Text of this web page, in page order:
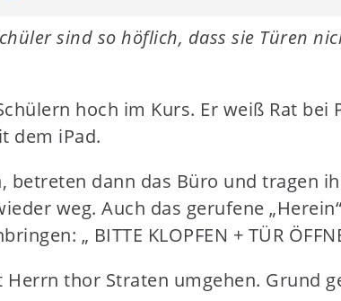
sind so höflich, dass sie Türen
hoch im Kurs. Er weiß Rat bei
dem iPad.
dann das Büro und tragen
weg. Auch das gerufene
„ BITTE KLOPFEN + TÜR
thor Straten umgehen. Grund